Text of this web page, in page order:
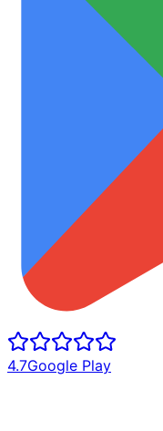
4.7Google Play